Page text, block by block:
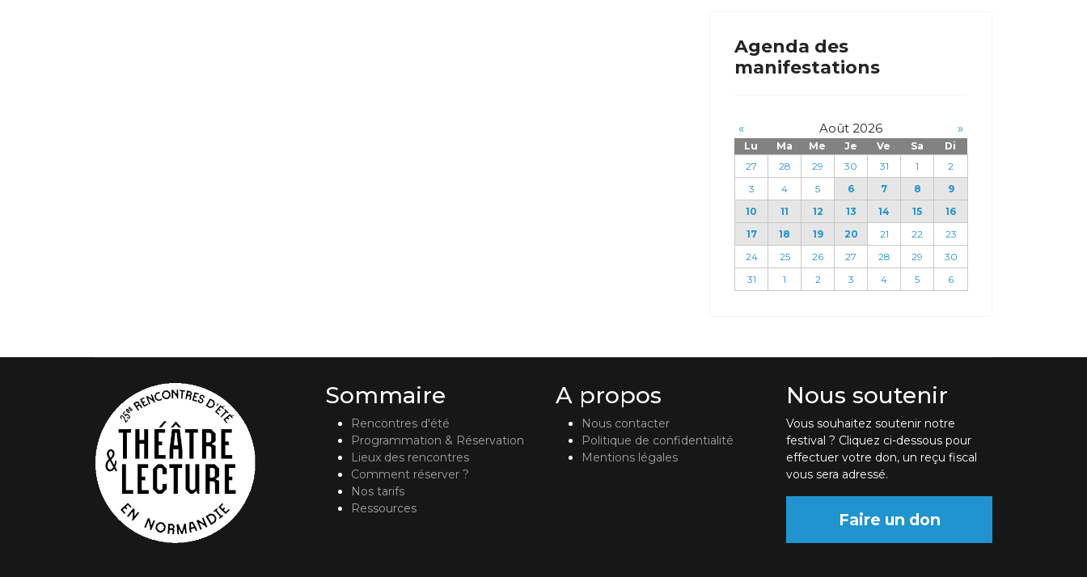
Agenda des
manifestations
« Août 2026 »
Lu Ma Me Je Ve Sa
Di
27
28 29 30 31 1
2
3
4 5 6 7 8
9
10
11 12 13 14 15
16
17
18 19 20 21 22
23
24
25 26 27 28 29
30
31
1 2 3 4 5 6
Sommaire
Rencontres d'été
Programmation & Réservation
Lieux des rencontres
Comment réserver ?
Nos tarifs
Ressources
A propos
Nous contacter
Politique de confidentialité
Mentions légales
Nous soutenir
Vous souhaitez soutenir notre
festival ? Cliquez ci-dessous pour
effectuer votre don, un reçu fiscal
vous sera adressé.
Faire un don